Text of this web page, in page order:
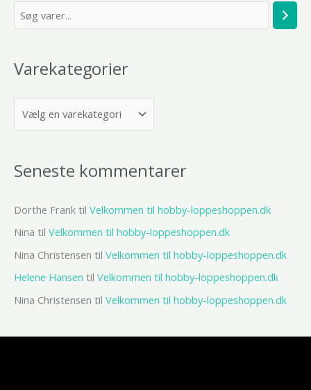
ø
Varekategorier
Seneste kommentarer
Dorthe Frank til Velkommen til hobby-loppeshoppen.dk
Nina til Velkommen til hobby-loppeshoppen.dk
Nina Christensen til Velkommen til hobby-loppeshoppen.dk
Helene Hansen til Velkommen til hobby-loppeshoppen.dk
Nina Christensen til Velkommen til hobby-loppeshoppen.dk